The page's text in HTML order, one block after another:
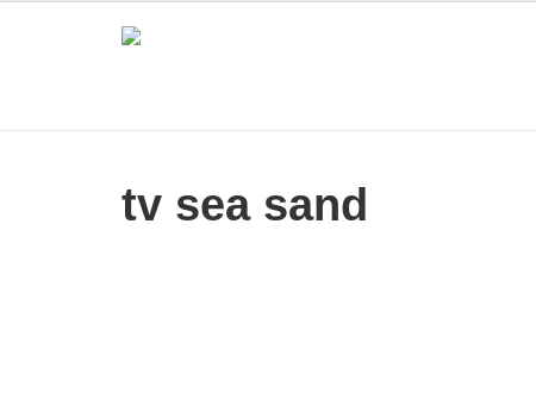
tv sea sand